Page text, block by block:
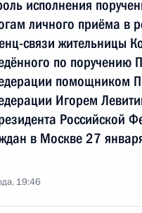
исполнения
личного приёма в
связи жительницы
по поручению
помощником
Игорем
Российской
в Москве 27
19:46